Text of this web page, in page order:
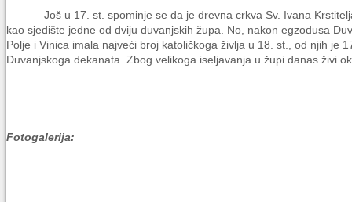
Još u 17. st. spominje se da je drevna crkva Sv. Ivana Krstitelja
kao sjedište jedne od dviju duvanjskih župa. No, nakon egzodusa
Polje i Vinica imala najveći broj katoličkoga življa u 18. st., od njih je
Duvanjskoga dekanata. Zbog velikoga iseljavanja u župi danas živi
Fotogalerija: